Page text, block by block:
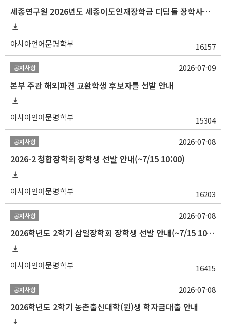
세종연구원 2026년도 세종이도인재장학금 디딤돌 장학사업 학자금대출 관련분야(원금상환, 이자지원) 신청 사업 안내
아시아언어문명학부 16157
공지사항
본부 주관 해외파견 교환학생 후보자를 선발 안내
아시아언어문명학부 15304
2026-07-09
공지사항
2026-2 청합장학회 장학생 선발 안내(~7/15 10:00)
아시아언어문명학부 16203
2026-07-08
공지사항
2026학년도 2학기 삼일장학회 장학생 선발 안내(~7/15 10:00)
아시아언어문명학부 16415
2026-07-08
공지사항
2026학년도 2학기 농촌출신대학(원)생 학자금대출 안내
2026-07-08